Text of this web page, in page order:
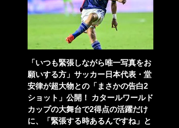
「いつも緊張しながら唯一写真をお
願いする方」サッカー日本代表・堂
安律が超大物との「まさかの告白2
ショット」公開！ カタールワールド
カップの大舞台で2得点の活躍だけ
に、「緊張する時あるんですね」と